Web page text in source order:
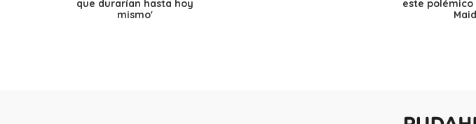
que durarían hasta hoy
mismo'
este polémico